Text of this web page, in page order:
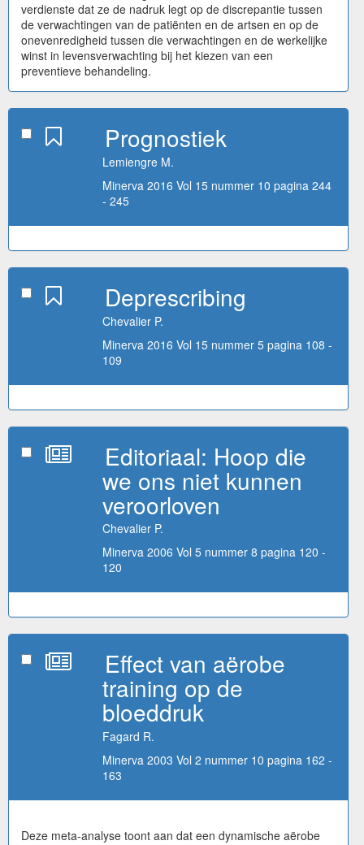
verdienste dat ze de nadruk legt op de discrepantie tussen
de verwachtingen van de patiënten en de artsen en op de
onevenredigheid tussen die verwachtingen en de werkelijke
winst in levensverwachting bij het kiezen van een
preventieve behandeling.
Prognostiek
Lemiengre M.
Minerva 2016 Vol 15 nummer 10 pagina 244
- 245
Deprescribing
Chevalier P.
Minerva 2016 Vol 15 nummer 5 pagina 108 -
109
Editoriaal: Hoop die
we ons niet kunnen
veroorloven
Chevalier P.
Minerva 2006 Vol 5 nummer 8 pagina 120 -
120
Effect van aërobe
training op de
bloeddruk
Fagard R.
Minerva 2003 Vol 2 nummer 10 pagina 162 -
163
Deze meta-analyse toont aan dat een dynamische aërobe